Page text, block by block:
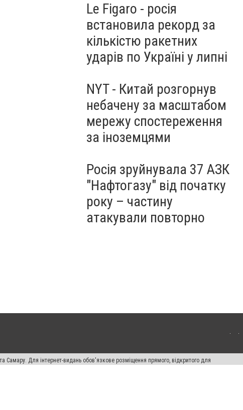
Le Figaro - росія
встановила рекорд за
кількістю ракетних
ударів по Україні у липні
NYT - Китай розгорнув
небачену за масштабом
мережу спостереження
за іноземцями
Росія зруйнувала 37 АЗК
"Нафтогазу" від початку
року – частину
атакували повторно
Самару. Для інтернет-видань обов'язкове розміщення прямого, відкритого для